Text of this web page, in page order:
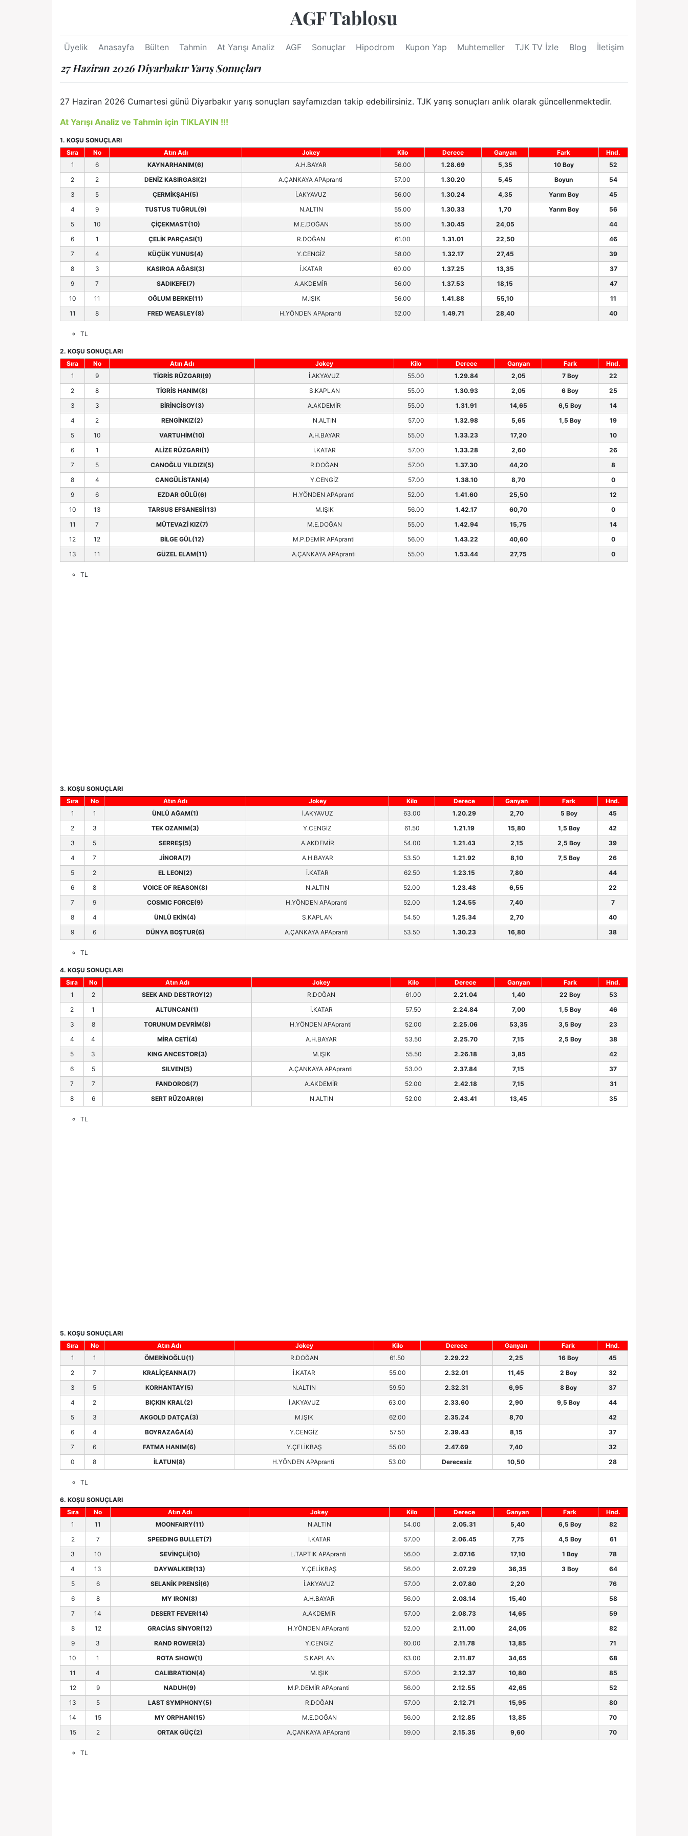
AGF Tablosu
Üyelik Anasayfa Bülten Tahmin At Yarışı Analiz AGF Sonuçlar Hipodrom Kupon Yap Muhtemeller TJK TV İzle Blog İletişim
27 Haziran 2026 Diyarbakır Yarış Sonuçları
27 Haziran 2026 Cumartesi günü Diyarbakır yarış sonuçları sayfamızdan takip edebilirsiniz. TJK yarış sonuçları anlık olarak güncellenmektedir.
At Yarışı Analiz ve Tahmin için TIKLAYIN !!!
1. KOŞU SONUÇLARI
Sıra
No Atın Adı Jokey Kilo Derece Ganyan Fark
Hnd.
1
6 KAYNARHANIM(6) A.H.BAYAR 56.00 1.28.69 5,35 10 Boy
52
2
2 DENİZ KASIRGASI(2) A.ÇANKAYA APApranti 57.00 1.30.20 5,45 Boyun
54
3
5 ÇERMİKŞAH(5) İ.AKYAVUZ 56.00 1.30.24 4,35 Yarım Boy
45
4
9 TUSTUS TUĞRUL(9) N.ALTIN 55.00 1.30.33 1,70 Yarım Boy
56
5
10 ÇİÇEKMAST(10) M.E.DOĞAN 55.00 1.30.45 24,05
44
6
1 ÇELİK PARÇASI(1) R.DOĞAN 61.00 1.31.01 22,50
46
7
4 KÜÇÜK YUNUS(4) Y.CENGİZ 58.00 1.32.17 27,45
39
8
3 KASIRGA AĞASI(3) İ.KATAR 60.00 1.37.25 13,35
37
9
7 SADIKEFE(7) A.AKDEMİR 56.00 1.37.53 18,15
47
10
11 OĞLUM BERKE(11) M.IŞIK 56.00 1.41.88 55,10
11
11
8 FRED WEASLEY(8) H.YÖNDEN APApranti 52.00 1.49.71 28,40 40
TL
2. KOŞU SONUÇLARI
Sıra
No Atın Adı Jokey Kilo Derece Ganyan Fark
Hnd.
1
9 TİGRİS RÜZGARI(9) İ.AKYAVUZ 55.00 1.29.84 2,05 7 Boy
22
2
8 TİGRİS HANIM(8) S.KAPLAN 55.00 1.30.93 2,05 6 Boy
25
3
3 BİRİNCİSOY(3) A.AKDEMİR 55.00 1.31.91 14,65 6,5 Boy
14
4
2 RENGİNKIZ(2) N.ALTIN 57.00 1.32.98 5,65 1,5 Boy
19
5
10 VARTUHİM(10) A.H.BAYAR 55.00 1.33.23 17,20
10
6
1 ALİZE RÜZGARI(1) İ.KATAR 57.00 1.33.28 2,60
26
7
5 CANOĞLU YILDIZI(5) R.DOĞAN 57.00 1.37.30 44,20
8
8
4 CANGÜLİSTAN(4) Y.CENGİZ 57.00 1.38.10 8,70
0
9
6 EZDAR GÜLÜ(6) H.YÖNDEN APApranti 52.00 1.41.60 25,50
12
10
13 TARSUS EFSANESİ(13) M.IŞIK 56.00 1.42.17 60,70
0
11
7 MÜTEVAZİ KIZ(7) M.E.DOĞAN 55.00 1.42.94 15,75
14
12
12 BİLGE GÜL(12) M.P.DEMİR APApranti 56.00 1.43.22 40,60
0
13
11 GÜZEL ELAM(11) A.ÇANKAYA APApranti 55.00 1.53.44 27,75 0
TL
3. KOŞU SONUÇLARI
Sıra
No Atın Adı Jokey Kilo Derece Ganyan Fark
Hnd.
1
1 ÜNLÜ AĞAM(1) İ.AKYAVUZ 63.00 1.20.29 2,70 5 Boy
45
2
3 TEK OZANIM(3) Y.CENGİZ 61.50 1.21.19 15,80 1,5 Boy
42
3
5 SERREŞ(5) A.AKDEMİR 54.00 1.21.43 2,15 2,5 Boy
39
4
7 JİNORA(7) A.H.BAYAR 53.50 1.21.92 8,10 7,5 Boy
26
5
2 EL LEON(2) İ.KATAR 62.50 1.23.15 7,80
44
6
8 VOICE OF REASON(8) N.ALTIN 52.00 1.23.48 6,55
22
7
9 COSMIC FORCE(9) H.YÖNDEN APApranti 52.00 1.24.55 7,40
7
8
4 ÜNLÜ EKİN(4) S.KAPLAN 54.50 1.25.34 2,70
40
9
6 DÜNYA BOŞTUR(6) A.ÇANKAYA APApranti 53.50 1.30.23 16,80 38
TL
4. KOŞU SONUÇLARI
Sıra
No Atın Adı Jokey Kilo Derece Ganyan Fark
Hnd.
1
2 SEEK AND DESTROY(2) R.DOĞAN 61.00 2.21.04 1,40 22 Boy
53
2
1 ALTUNCAN(1) İ.KATAR 57.50 2.24.84 7,00 1,5 Boy
46
3
8 TORUNUM DEVRİM(8) H.YÖNDEN APApranti 52.00 2.25.06 53,35 3,5 Boy
23
4
4 MİRA CETİ(4) A.H.BAYAR 53.50 2.25.70 7,15 2,5 Boy
38
5
3 KING ANCESTOR(3) M.IŞIK 55.50 2.26.18 3,85
42
6
5 SILVEN(5) A.ÇANKAYA APApranti 53.00 2.37.84 7,15
37
7
7 FANDOROS(7) A.AKDEMİR 52.00 2.42.18 7,15
31
8
6 SERT RÜZGAR(6) N.ALTIN 52.00 2.43.41 13,45 35
TL
5. KOŞU SONUÇLARI
Sıra
No Atın Adı Jokey Kilo Derece Ganyan Fark
Hnd.
1
1 ÖMERİNOĞLU(1) R.DOĞAN 61.50 2.29.22 2,25 16 Boy
45
2
7 KRALİÇEANNA(7) İ.KATAR 55.00 2.32.01 11,45 2 Boy
32
3
5 KORHANTAY(5) N.ALTIN 59.50 2.32.31 6,95 8 Boy
37
4
2 BIÇKIN KRAL(2) İ.AKYAVUZ 63.00 2.33.60 2,90 9,5 Boy
44
5
3 AKGOLD DATÇA(3) M.IŞIK 62.00 2.35.24 8,70
42
6
4 BOYRAZAĞA(4) Y.CENGİZ 57.50 2.39.43 8,15
37
7
6 FATMA HANIM(6) Y.ÇELİKBAŞ 55.00 2.47.69 7,40
32
0
8 İLATUN(8) H.YÖNDEN APApranti 53.00 Derecesiz 10,50 28
TL
6. KOŞU SONUÇLARI
Sıra
No Atın Adı Jokey Kilo Derece Ganyan Fark
Hnd.
1
11 MOONFAIRY(11) N.ALTIN 54.00 2.05.31 5,40 6,5 Boy
82
2
7 SPEEDING BULLET(7) İ.KATAR 57.00 2.06.45 7,75 4,5 Boy
61
3
10 SEVİNÇLİ(10) L.TAPTIK APApranti 56.00 2.07.16 17,10 1 Boy
78
4
13 DAYWALKER(13) Y.ÇELİKBAŞ 56.00 2.07.29 36,35 3 Boy
64
5
6 SELANİK PRENSİ(6) İ.AKYAVUZ 57.00 2.07.80 2,20
76
6
8 MY IRON(8) A.H.BAYAR 56.00 2.08.14 15,40
58
7
14 DESERT FEVER(14) A.AKDEMİR 57.00 2.08.73 14,65
59
8
12 GRACİAS SİNYOR(12) H.YÖNDEN APApranti 52.00 2.11.00 24,05
82
9
3 RAND ROWER(3) Y.CENGİZ 60.00 2.11.78 13,85
71
10
1 ROTA SHOW(1) S.KAPLAN 63.00 2.11.87 34,65
68
11
4 CALIBRATION(4) M.IŞIK 57.00 2.12.37 10,80
85
12
9 NADUH(9) M.P.DEMİR APApranti 56.00 2.12.55 42,65
52
13
5 LAST SYMPHONY(5) R.DOĞAN 57.00 2.12.71 15,95
80
14
15 MY ORPHAN(15) M.E.DOĞAN 56.00 2.12.85 13,85
70
15
2 ORTAK GÜÇ(2) A.ÇANKAYA APApranti 59.00 2.15.35 9,60 70
TL